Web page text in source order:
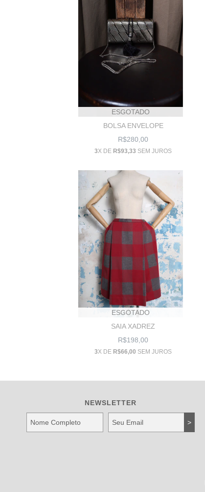
ESGOTADO
BOLSA ENVELOPE
R$280,00
3X DE R$93,33 SEM JUROS
ESGOTADO
SAIA XADREZ
R$198,00
3X DE R$66,00 SEM JUROS
NEWSLETTER